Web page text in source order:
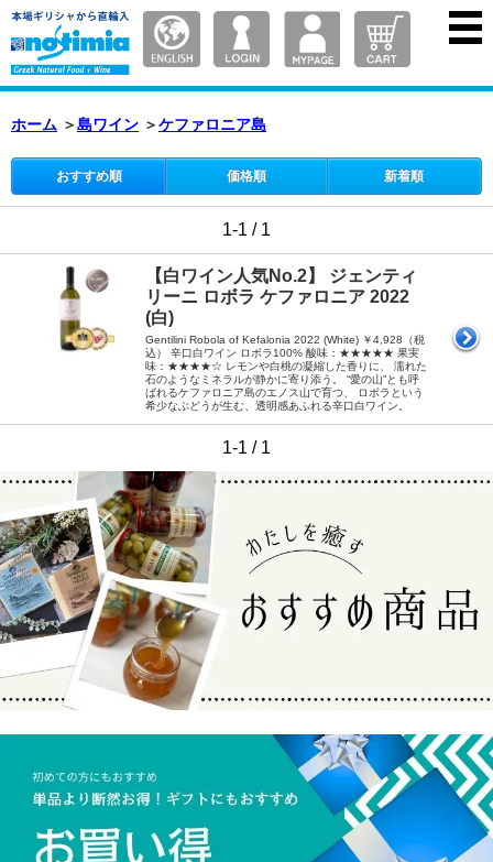
ホーム ＞島ワイン ＞ケファロニア島
おすすめ順 価格順 新着順
1-1 / 1
【白ワイン人気No.2】 ジェンティ
リーニ ロボラ ケファロニア 2022
(白)
Gentilini Robola of Kefalonia 2022 (White) ￥4,928（税
込） 辛口白ワイン ロボラ100% 酸味：★★★★★ 果実
味：★★★★☆ レモンや白桃の凝縮した香りに、 濡れた
石のようなミネラルが静かに寄り添う。 “愛の山”とも呼
ばれるケファロニア島のエノス山で育つ、 ロボラという
希少なぶどうが生む、透明感あふれる辛口白ワイン。
1-1 / 1